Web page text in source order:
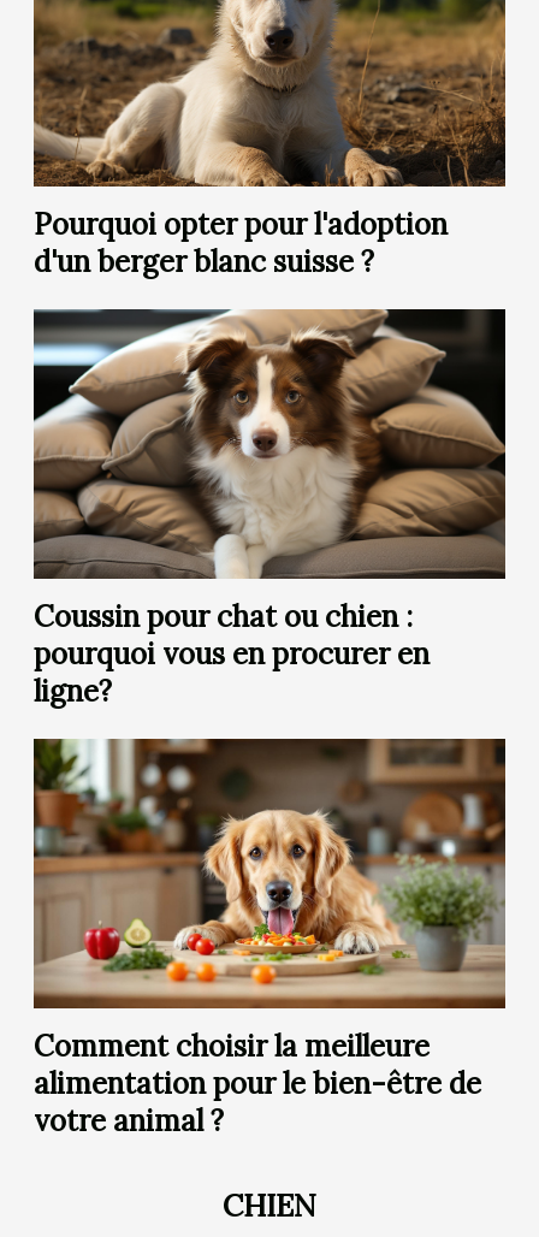
Pourquoi opter pour l'adoption
d'un berger blanc suisse ?
Coussin pour chat ou chien :
pourquoi vous en procurer en
ligne?
Comment choisir la meilleure
alimentation pour le bien-être de
votre animal ?
CHIEN